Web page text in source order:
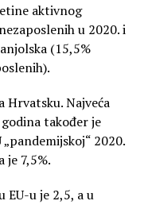
aktivnog
u 2020. i
(15,5%
Hrvatsku. Najveća
također je
2020.
je 7,5%.
EU-u je 2,5, a u